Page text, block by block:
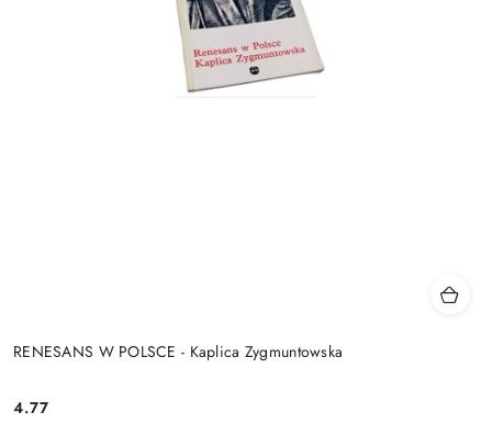
RENESANS W POLSCE - Kaplica Zygmuntowska
Cena:
4.77